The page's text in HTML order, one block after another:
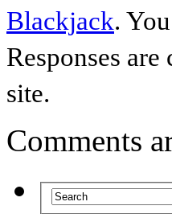
Blackjack.
Responses
site.
Comments